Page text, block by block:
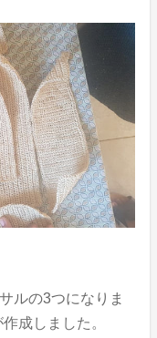
ルの3つになりま
成しました。